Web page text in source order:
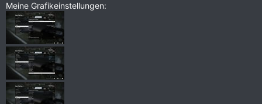
Meine Grafikeinstellungen: